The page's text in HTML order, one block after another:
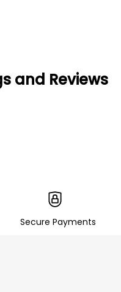
and Reviews
Secure Payments